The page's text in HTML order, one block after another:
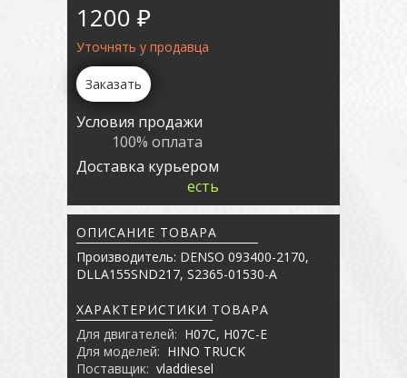
1200 ₽
Уточнять у продавца
Заказать
Условия продажи
100% оплата
Доставка курьером
есть
ОПИСАНИЕ ТОВАРА
Производитель: DENSO 093400-2170,
DLLA155SND217, S2365-01530-A
ХАРАКТЕРИСТИКИ ТОВАРА
Для двигателей: H07C, H07C-E
Для моделей: HINO TRUCK
Поставщик: vladdiesel